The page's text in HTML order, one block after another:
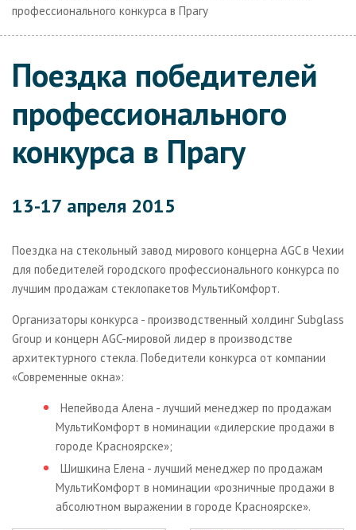
Акции и скидки
Дилерам
Сервис
О компании
Контакты
профессионального конкурса в Прагу
Поездка победителей
профессионального
конкурса в Прагу
13-17 апреля 2015
Поездка на стекольный завод мирового концерна AGC в Чехии
для победителей городского профессионального конкурса по
лучшим продажам стеклопакетов МультиКомфорт.
Организаторы конкурса - производственный холдинг Subglass
Group и концерн AGC-мировой лидер в производстве
архитектурного стекла. Победители конкурса от компании
«Современные окна»:
Непейвода Алена - лучший менеджер по продажам
МультиКомфорт в номинации «дилерские продажи в
городе Красноярске»;
Шишкина Елена - лучший менеджер по продажам
МультиКомфорт в номинации «розничные продажи в
абсолютном выражении в городе Красноярске».